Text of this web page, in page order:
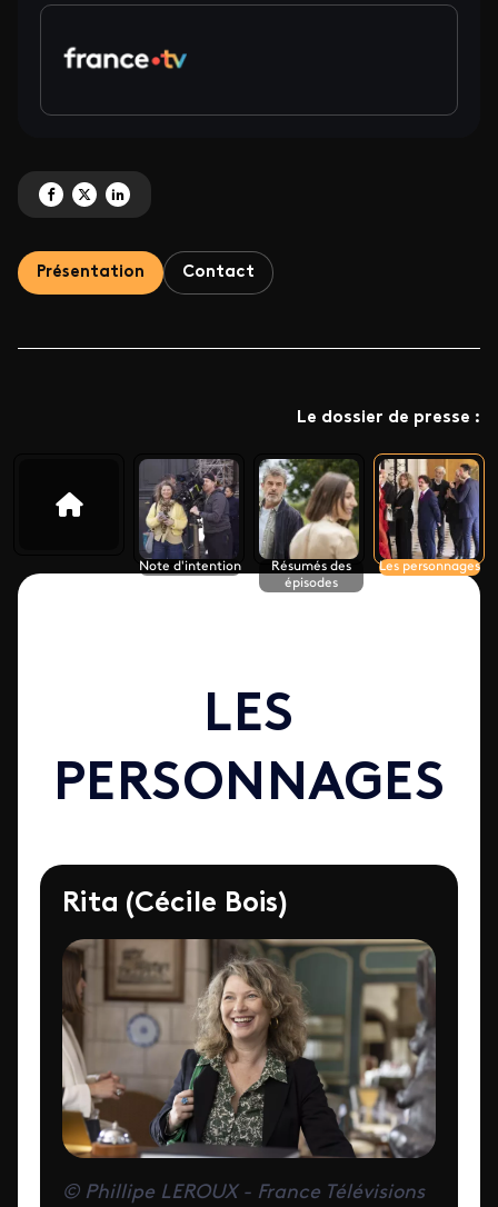
Partagez 'Made in France' sur Facebook
Partagez 'Made in France' sur X
Partagez 'Made in France' sur LinkedIn
Présentation Contact
Le dossier de presse :
Note d'intention
Résumés des
épisodes
Les personnages
LES
PERSONNAGES
Rita (Cécile Bois)
© Phillipe LEROUX - France Télévisions